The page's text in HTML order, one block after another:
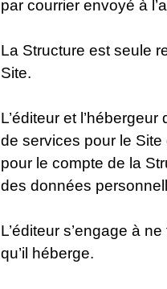
par courrier envoyé à
La Structure est seule
Site.
L’éditeur et
de services pour le
pour le compte de la
des données
L’éditeur s’engage à
qu’il héberge.